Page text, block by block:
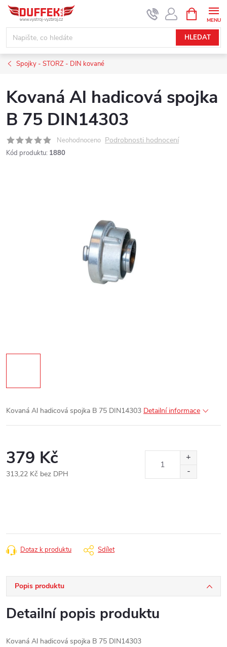
Přejít
obsah
HLEDAT
NÁKUPNÍ
KOŠÍK
Spojky - STORZ - DIN kované
Kovaná Al hadicová spojka
B 75 DIN14303
Neohodnoceno Podrobnosti hodnocení
Kód produktu: 1880
Kovaná Al hadicová spojka B 75 DIN14303 Detailní informace
379 Kč
313,22 Kč bez DPH
Dotaz k produktu Sdílet
Popis produktu
Detailní popis produktu
Kovaná Al hadicová spojka B 75 DIN14303